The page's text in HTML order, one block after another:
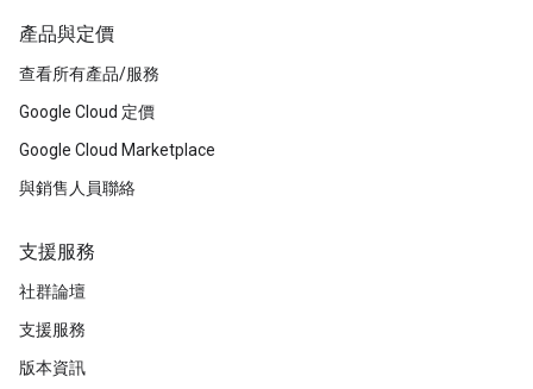
產品與定價
查看所有產品/服務
Google Cloud 定價
Google Cloud Marketplace
與銷售人員聯絡
支援服務
社群論壇
支援服務
版本資訊